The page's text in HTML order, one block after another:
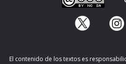
El contenido de los textos es